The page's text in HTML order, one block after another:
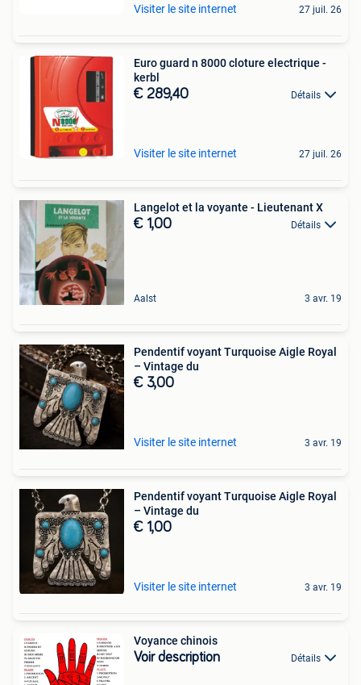
Visiter le site internet 27 juil. 26
Euro guard n 8000 cloture electrique -
kerbl
€ 289,40 Détails
Visiter le site internet 27 juil. 26
Langelot et la voyante - Lieutenant X
€ 1,00 Détails
Aalst 3 avr. 19
Pendentif voyant Turquoise Aigle Royal
– Vintage du
€ 3,00
Visiter le site internet 3 avr. 19
Pendentif voyant Turquoise Aigle Royal
– Vintage du
€ 1,00
Visiter le site internet 3 avr. 19
Voyance chinois
Voir description Détails